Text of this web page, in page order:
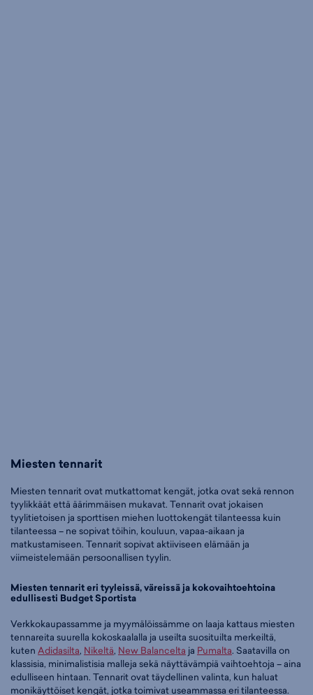
Miesten tennarit
Miesten tennarit ovat mutkattomat kengät, jotka ovat sekä rennon
tyylikkäät että äärimmäisen mukavat. Tennarit ovat jokaisen
tyylitietoisen ja sporttisen miehen luottokengät tilanteessa kuin
tilanteessa – ne sopivat töihin, kouluun, vapaa-aikaan ja
matkustamiseen. Tennarit sopivat aktiiviseen elämään ja
viimeistelemään persoonallisen tyylin.
Miesten tennarit eri tyyleissä, väreissä ja kokovaihtoehtoina
edullisesti Budget Sportista
Verkkokaupassamme ja myymälöissämme on laaja kattaus miesten
tennareita suurella kokoskaalalla ja useilta suosituilta merkeiltä,
kuten Adidasilta, Nikeltä, New Balancelta ja Pumalta. Saatavilla on
klassisia, minimalistisia malleja sekä näyttävämpiä vaihtoehtoja – aina
edulliseen hintaan. Tennarit ovat täydellinen valinta, kun haluat
monikäyttöiset kengät, jotka toimivat useammassa eri tilanteessa.